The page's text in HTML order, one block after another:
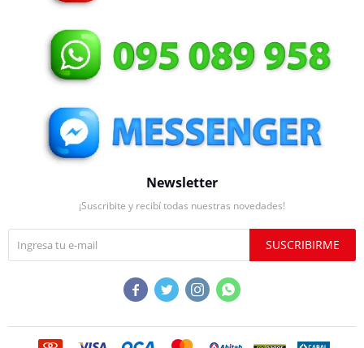
Newsletter
¡Suscribite y recibí todas nuestras novedades!
SUSCRIBIRME
   